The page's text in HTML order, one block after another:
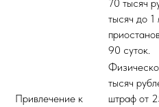
70 тысяч
тысяч до
90 суток.
Привлечение к
тысяч
штраф от